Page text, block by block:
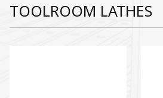
TOOLROOM LATHES